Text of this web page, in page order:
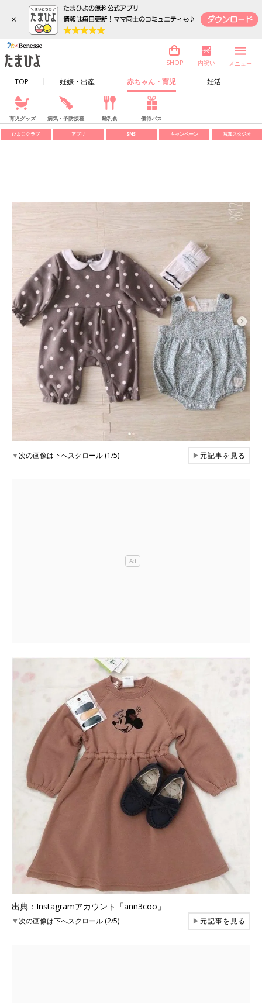
×
TOP 妊娠・出産 赤ちゃん・育児 妊活
SHOP 内祝い メニュー
育児グッズ 病気・予防接種 離乳食 優待パス
ひよこクラブ アプリ SNS キャンペーン 写真スタジオ
▼次の画像は下へスクロール (1/5) ▶元記事を見る
出典：Instagramアカウント「ann3coo」
▼次の画像は下へスクロール (2/5) ▶元記事を見る